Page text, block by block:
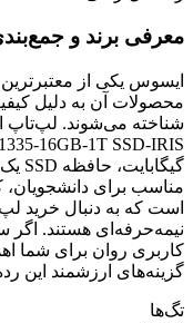
معرفی برند و
ایسوس یکی از
محصولات آن به دلیل
مناسب برای دانشجویان،
است که به دنبال خرید
نیمه‌حرفه‌ای هستند. اگر
کاربری روان برای شما
گزینه‌های ارزشمند این
تگ‌ها